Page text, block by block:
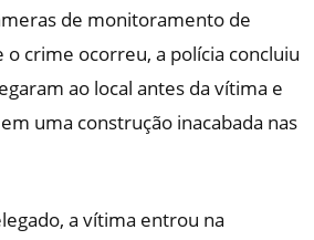
de monitoramento de
o crime ocorreu, a polícia concluiu
ao local antes da vítima e
uma construção inacabada nas
a vítima entrou na